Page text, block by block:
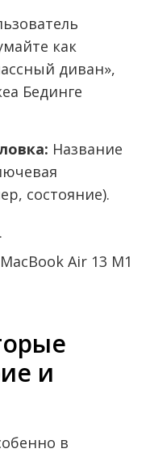
как
диван»,
Бединге
Название
состояние).
Air 13 M1
и
в